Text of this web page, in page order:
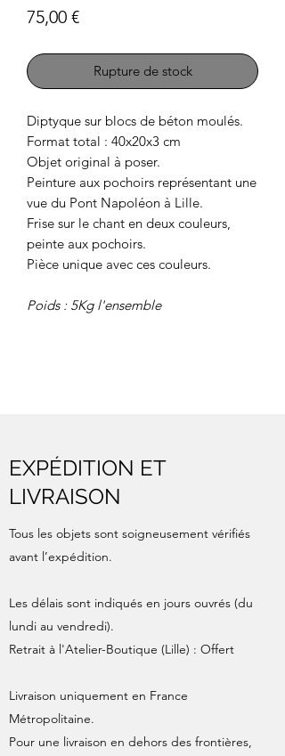
75,00 €Prix
Rupture de stock
Diptyque sur blocs de béton moulés.
Format total : 40x20x3 cm
Objet original à poser.
Peinture aux pochoirs représentant une
vue du Pont Napoléon à Lille.
Frise sur le chant en deux couleurs,
peinte aux pochoirs.
Pièce unique avec ces couleurs.
Poids : 5Kg l'ensemble
EXPÉDITION ET
LIVRAISON
Tous les objets sont soigneusement vérifiés
avant l’expédition.
Les délais sont indiqués en jours ouvrés (du
lundi au vendredi).
Retrait à l'Atelier-Boutique (Lille) : Offert
Livraison uniquement en France
Métropolitaine.
Pour une livraison en dehors des frontières,